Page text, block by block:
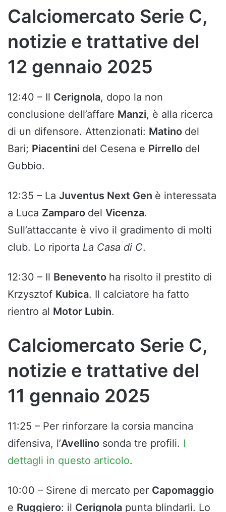
Calciomercato Serie C,
notizie e trattative del
12 gennaio 2025
12:40 – Il Cerignola, dopo la non
conclusione dell’affare Manzi, è alla ricerca
di un difensore. Attenzionati: Matino del
Bari; Piacentini del Cesena e Pirrello del
Gubbio.
12:35 – La Juventus Next Gen è interessata
a Luca Zamparo del Vicenza.
Sull’attaccante è vivo il gradimento di molti
club. Lo riporta La Casa di C.
12:30 – Il Benevento ha risolto il prestito di
Krzysztof Kubica. Il calciatore ha fatto
rientro al Motor Lubin.
Calciomercato Serie C,
notizie e trattative del
11 gennaio 2025
11:25 – Per rinforzare la corsia mancina
difensiva, l’Avellino sonda tre profili. I
dettagli in questo articolo.
10:00 – Sirene di mercato per Capomaggio
e Ruggiero: il Cerignola punta blindarli. Lo